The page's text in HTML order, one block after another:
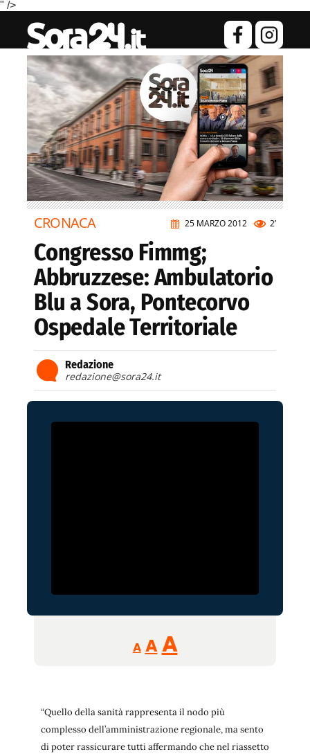
" />
25 MARZO 2012 2’
CRONACA
Congresso Fimmg;
Abbruzzese: Ambulatorio
Blu a Sora, Pontecorvo
Ospedale Territoriale
Redazione
redazione@sora24.it
A
Reducir
tamaño
A Restablecer
fuente
AAumentar
de
fuente.
“Quello della sanità rappresenta il nodo più
complesso dell’amministrazione regionale, ma sento
di poter rassicurare tutti affermando che nel riassetto